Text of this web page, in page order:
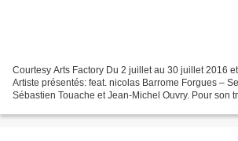
Courtesy Arts Factory Du 2 juillet au 30 juillet 2016 et du 17 au 27 août 2016
Artiste présentés: feat. nicolas Barrome Forgues –
Sébastien Touache et Jean-Michel Ouvry. Pour son